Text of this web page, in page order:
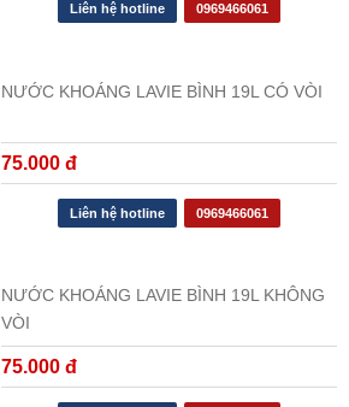
Liên hệ hotline 0969466061
NƯỚC KHOÁNG LAVIE BÌNH 19L CÓ VÒI
75.000 đ
Liên hệ hotline 0969466061
NƯỚC KHOÁNG LAVIE BÌNH 19L KHÔNG
VÒI
75.000 đ